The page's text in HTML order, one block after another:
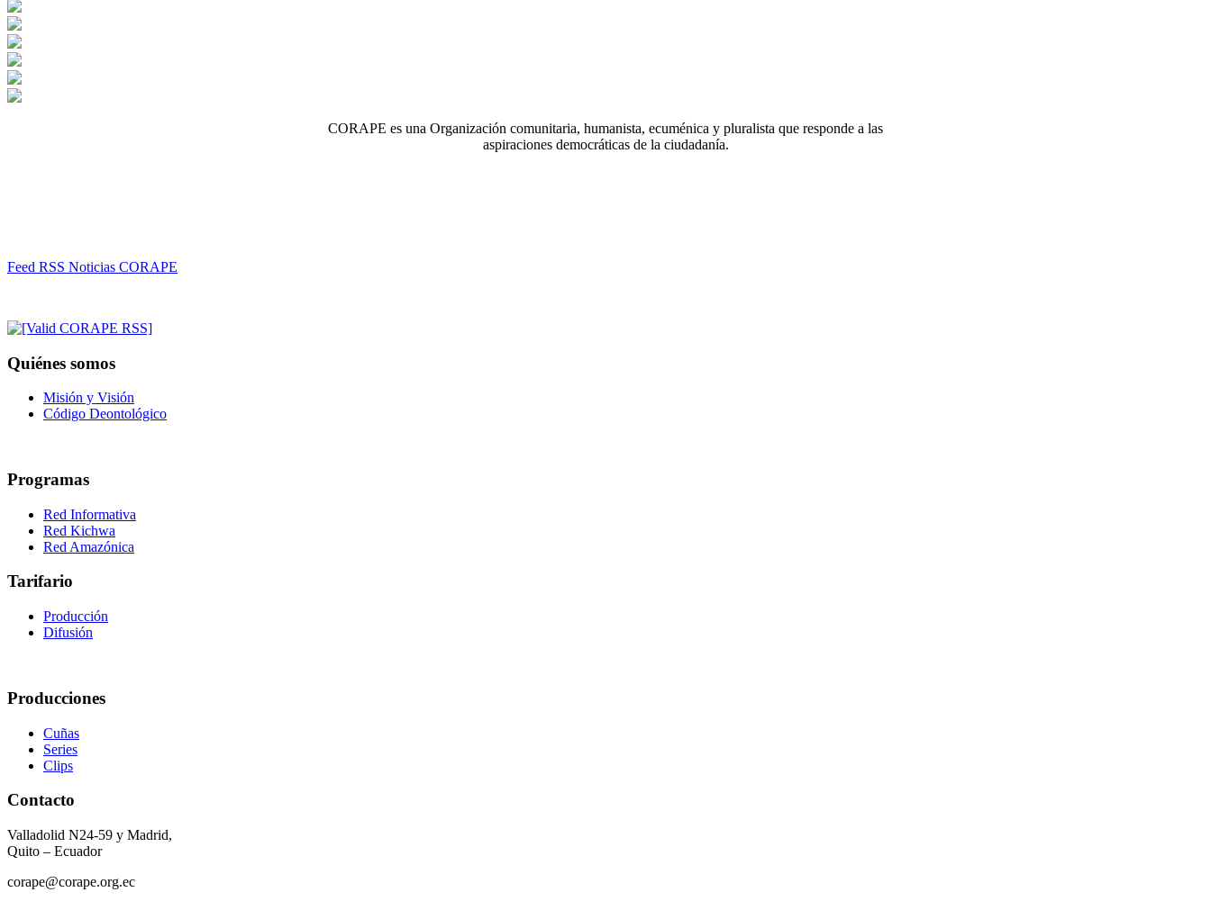
CORAPE es una Organización comunitaria, humanista, ecuménica y pluralista que responde a las
aspiraciones democráticas de la ciudadanía.
Feed RSS Noticias CORAPE
Quiénes somos
Misión y Visión
Código Deontológico
Programas
Red Informativa
Red Kichwa
Red Amazónica
Tarifario
Producción
Difusión
Producciones
Cuñas
Series
Clips
Contacto
Valladolid N24-59 y Madrid,
Quito – Ecuador
corape@corape.org.ec